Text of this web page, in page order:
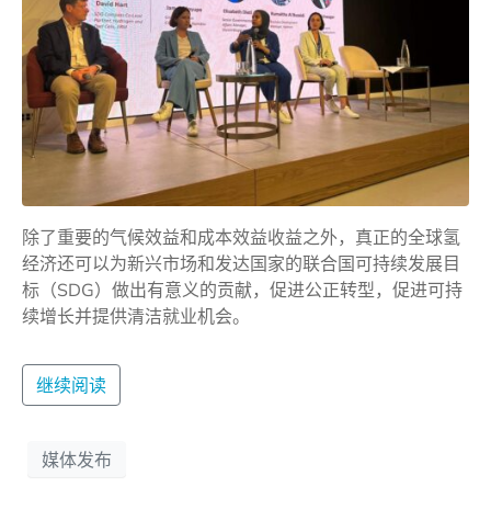
除了重要的气候效益和成本效益收益之外，真正的全球氢
经济还可以为新兴市场和发达国家的联合国可持续发展目
标（SDG）做出有意义的贡献，促进公正转型，促进可持
续增长并提供清洁就业机会。
继续阅读
媒体发布